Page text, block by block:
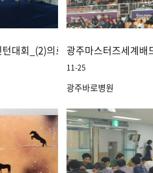
대회_(2)의료지원광주마스터즈세계배
11-25
광주바로병원